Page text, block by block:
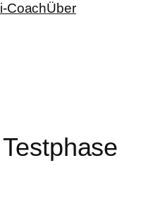
CoachÜber
Testphase